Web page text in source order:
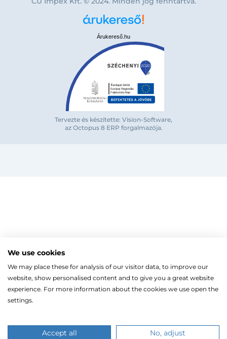
Bejelentkezés e-mail-címmel
Bejelentkezés közösségi fiókkal
Facebook
MOZGÁSKORLÁTOZOTT TERMÉKEK
ZUHANYKABINOK/AJTÓK
Íves zuhanykabin
Szögletes zuhanykabin
Fix zuhanyfal
Zuhanyajtó
Walk-in zuhanyfal
ZUHANYTÁLCÁK
Radiátorok
TÖRÖLKÖZŐSZÁRÍTÓ RADIÁTOR
Törölközőszárító radiátor egyenes
Törölközőszárító radiátor íves
Fűtőpatron
HŐSZIVATTYÚK
Split levegő-víz hőszivattyú
Hőszivattyúhoz kiegészítő
Magasoldalfali fan-coil
Kazettás fan-coil
Gépészet, szerszám
KESZTYŰK, VÉDŐFELSZERELÉSEK
LEVÁLASZTÓK
Automata és kézi légtelenítő
Kombinált leválasztó
Mikrobuborék leválasztó
Kazán, vízmelegítő
CSŐTERMOSZTÁTOK
ELEKTROMOS KAZÁNOK, KIEGÉSZÍTŐK
Kiegészítők elektromos kazánokhoz
Árukereső.hu
Tervezte és készítette: Vision-Software,
az Octopus 8 ERP forgalmazója.
A böngészés folytatásával hozzájárulsz a sütik
We use cookies
We may place these for analysis of our visitor data, to improve our
website, show personalised content and to give you a great website
experience. For more information about the cookies we use open the
settings.
Accept all No, adjust